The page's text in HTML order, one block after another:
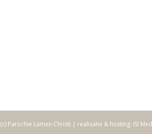
(c) Parochie Lumen Christi | realisatie & hosting: ISI